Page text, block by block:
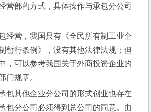
营部的方式，具体操作与承包分公司
经营，我国只有《全民所有制工业企
暂行条例》，没有其他法律法规；但
，可以参考我国关于外商投资企业的
门规章。
包其他企业分公司的形式创业也存在
包分公司必须得到总公司的同意。由